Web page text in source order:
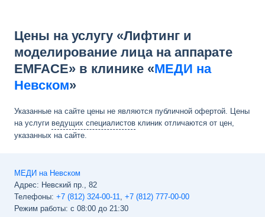
Цены на услугу «Лифтинг и
моделирование лица на аппарате
EMFACE» в клинике «МЕДИ на
Невском»
Указанные на сайте цены не являются публичной офертой. Цены
на услуги ведущих специалистов клиник отличаются от цен,
указанных на сайте.
МЕДИ на Невском
Адрес: Невский пр., 82
Телефоны: +7 (812) 324-00-11, +7 (812) 777-00-00
Режим работы: с 08:00 до 21:30